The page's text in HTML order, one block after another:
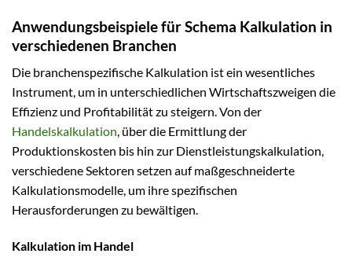
Anwendungsbeispiele für Schema Kalkulation in
verschiedenen Branchen
Die branchenspezifische Kalkulation ist ein wesentliches
Instrument, um in unterschiedlichen Wirtschaftszweigen die
Effizienz und Profitabilität zu steigern. Von der
Handelskalkulation, über die Ermittlung der
Produktionskosten bis hin zur Dienstleistungskalkulation,
verschiedene Sektoren setzen auf maßgeschneiderte
Kalkulationsmodelle, um ihre spezifischen
Herausforderungen zu bewältigen.
Kalkulation im Handel